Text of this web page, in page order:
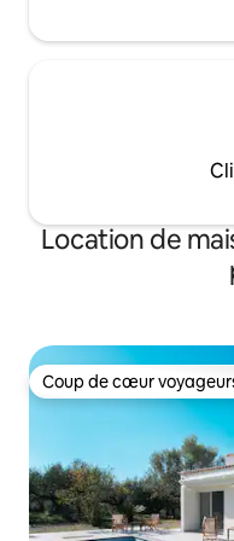
Location de
Coup de cœur
Coup de cœur